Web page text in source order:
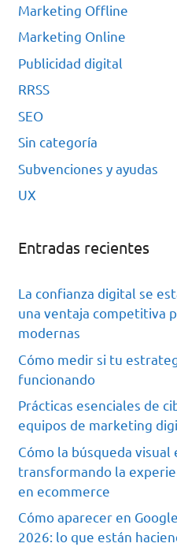
Marketing Offline
Marketing Online
Publicidad digital
RRSS
SEO
Sin categoría
Subvenciones y ayudas
UX
Entradas recientes
La confianza digital se
una ventaja competitiva
modernas
Cómo medir si tu
funcionando
Prácticas esenciales de
equipos de marketing
Cómo la búsqueda visual
transformando la
en ecommerce
Cómo aparecer en
2026: lo que están